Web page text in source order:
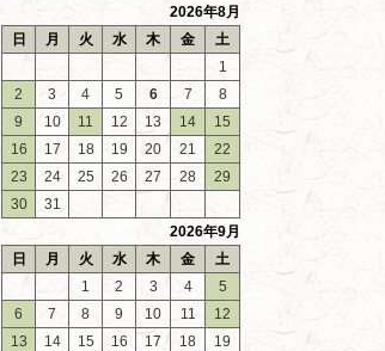
2026年8月
日
月 火 水 木 金
土
1
2
3 4 5 6 7
8
9
10 11 12 13 14
15
16
17 18 19 20 21
22
23
24 25 26 27 28
29
30
31
2026年9月
日
月 火 水 木 金
土
1
2 3 4
5
6
7 8 9 10 11
12
13
14 15 16 17 18
19